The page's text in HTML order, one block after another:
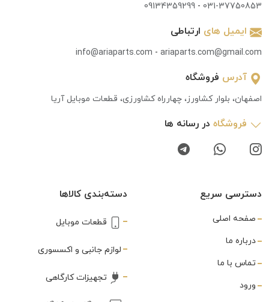
031-37750853
-
09134359299
ایمیل های ارتباطی
info@ariaparts.com - ariaparts.com@gmail.com
آدرس فروشگاه
اصفهان، بلوار کشاورز، چهارراه کشاورزی، قطعات موبایل آریا
فروشگاه در رسانه ها
دسترسی سریع
صفحه اصلی
درباره ما
تماس با ما
ورود
دسته‌بندی کالاها
قطعات موبایل
لوازم جانبی و اکسسوری
تجهیزات کارگاهی